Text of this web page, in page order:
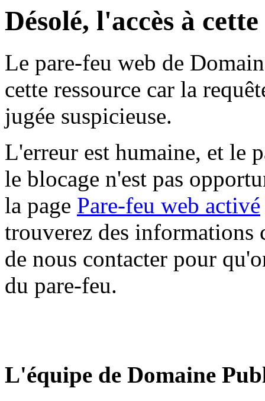
Désolé, l'accès à
Le pare-feu web de
cette ressource car la
jugée suspicieuse.
L'erreur est humaine, et le
le blocage n'est pas
la page Pare-feu web activé
trouverez des informations
de nous contacter pour
du pare-feu.
L'équipe de Domaine